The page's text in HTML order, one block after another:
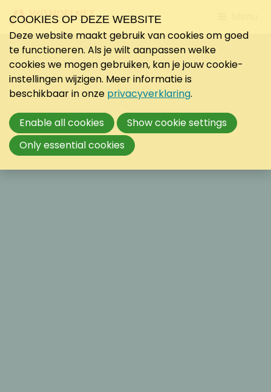
to
COOKIES OP DEZE WEBSITE
Deze website maakt gebruik van cookies om goed
te functioneren. Als je wilt aanpassen welke
cookies we mogen gebruiken, kan je jouw cookie-
instellingen wijzigen. Meer informatie is
beschikbaar in onze privacyverklaring.
Enable all cookies
Show cookie settings
Only essential cookies